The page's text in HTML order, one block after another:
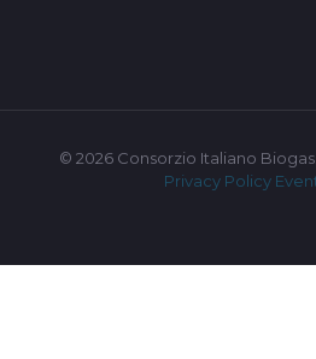
© 2026 Consorzio Italiano
Privacy Policy